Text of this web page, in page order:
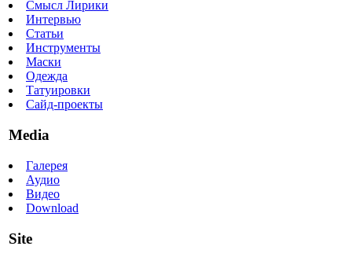
Смысл Лирики
Интервью
Статьи
Инструменты
Маски
Одежда
Татуировки
Сайд-проекты
Media
Галерея
Аудио
Видео
Download
Site